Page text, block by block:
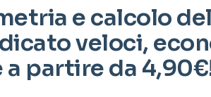
e calcolo
veloci,
partire da